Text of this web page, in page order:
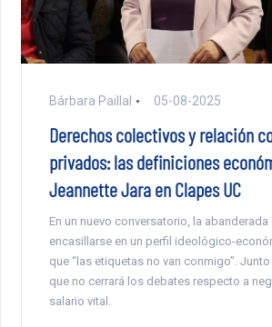
Bárbara Paillal 05-08-2025
Derechos colectivos y relación
privados: las definiciones
Jeannette Jara en Clapes UC
En un nuevo conversatorio, la
encasillarse en un perfil ideológico-
que “las etiquetas no van conmigo”.
que no cerrará los debates respecto a
salario vital.